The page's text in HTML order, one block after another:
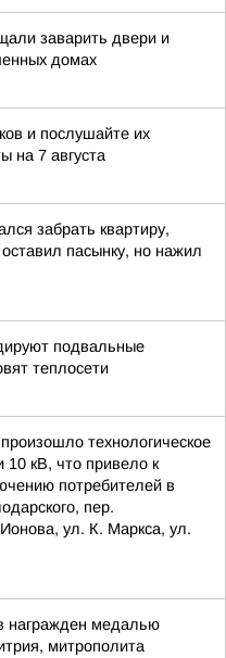
заварить двери и
домах
и послушайте их
на 7 августа
забрать квартиру,
пасынку, но нажил
подвальные
теплосети
технологическое
10 кВ, что привело к
потребителей в
пер.
ул. К. Маркса, ул.
награжден медалью
митрополита